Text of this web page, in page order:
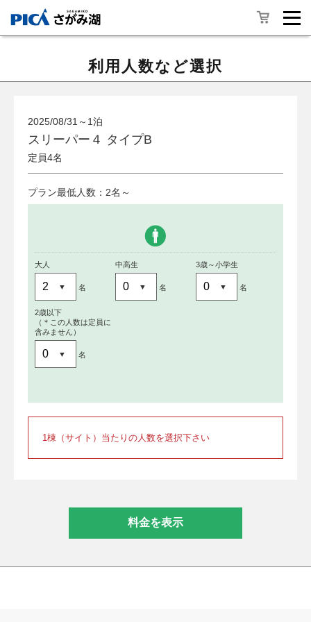
利用人数など選択
2025/08/31～1泊
スリーパー４ タイプB
定員4名
プラン最低人数：2名～
大人
名
中高生
名
3歳～小学生
名
2歳以下
（＊この人数は定員に
含みません）
名
1棟（サイト）当たりの人数を選択下さい
料金を表示